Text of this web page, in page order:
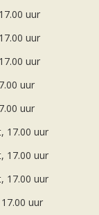
uur
uur
uur
uur
uur
17.00 uur
17.00 uur
17.00 uur
uur